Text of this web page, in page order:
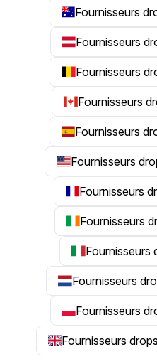
Fournisseurs
Fournisseurs
Fournisseurs
Fournisseurs
Fournisseurs
Fournisseurs
Fournisseurs
Fournisseurs
Fournisseurs
Fournisseurs
Fournisseurs
Fournisseurs